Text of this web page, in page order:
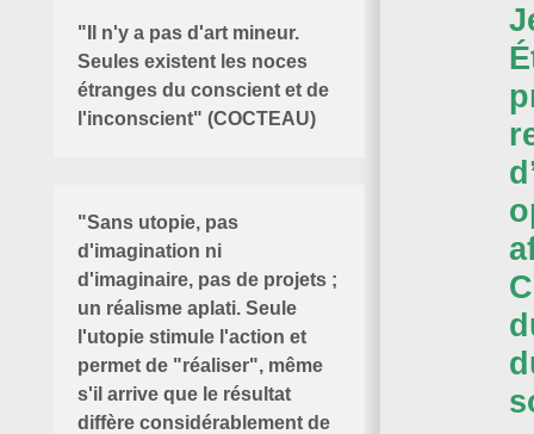
"Il n'y a pas d'art mineur.
Seules existent les noces
étranges du conscient et de
l'inconscient" (COCTEAU)
"Sans utopie, pas
d'imagination ni
d'imaginaire, pas de projets ;
un réalisme aplati. Seule
l'utopie stimule l'action et
permet de "réaliser", même
s'il arrive que le résultat
diffère considérablement de